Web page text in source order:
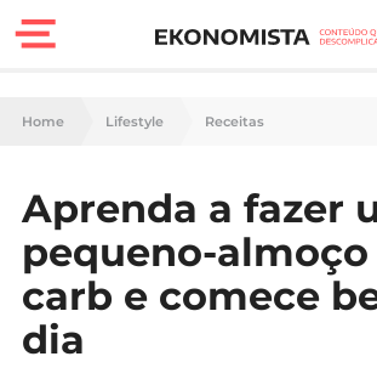
Finanças Pessoais
Carreira
Casa
Lifestyle
Home Lifestyle Receitas
Aprenda a fazer
pequeno-
carb e comece
dia